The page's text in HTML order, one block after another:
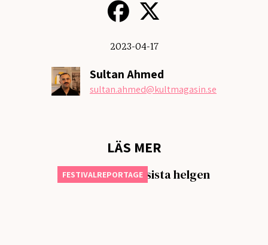
2023-04-17
Sultan Ahmed
sultan.ahmed@kultmagasin.se
LÄS MER
FESTIVALREPORTAGE
Första dagen på sista helgen